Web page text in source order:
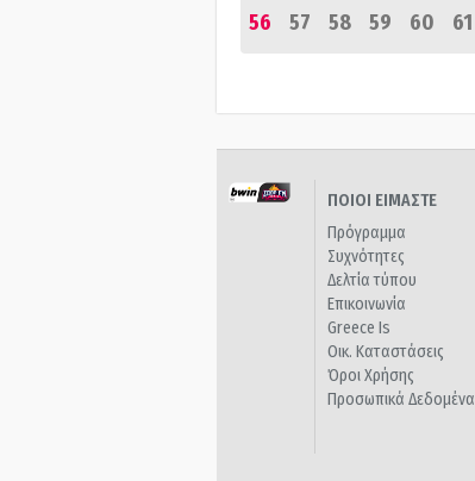
56
57 58 59 60 61
ΠΟΙΟΙ ΕΙΜΑΣΤΕ
Πρόγραμμα
Συχνότητες
Δελτία τύπου
Επικοινωνία
Greece Is
Οικ. Καταστάσεις
Όροι Χρήσης
Προσωπικά Δεδομένα